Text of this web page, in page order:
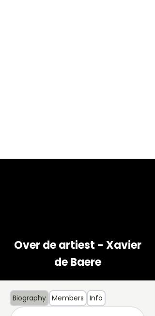
Over de artiest - Xavier
de Baere
Biography Members Info